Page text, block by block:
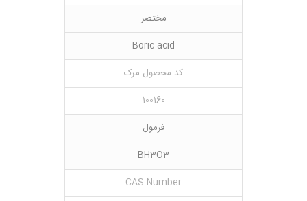
مختصر
Boric acid
کد محصول مرک
100160
فرمول
BH3O3
CAS Number